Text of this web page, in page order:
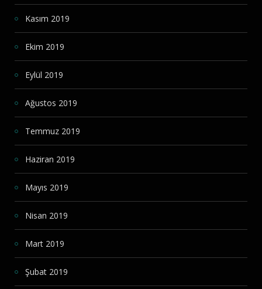
Kasım 2019
Ekim 2019
Eylül 2019
Ağustos 2019
Temmuz 2019
Haziran 2019
Mayıs 2019
Nisan 2019
Mart 2019
Şubat 2019